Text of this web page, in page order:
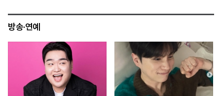
방송·연예